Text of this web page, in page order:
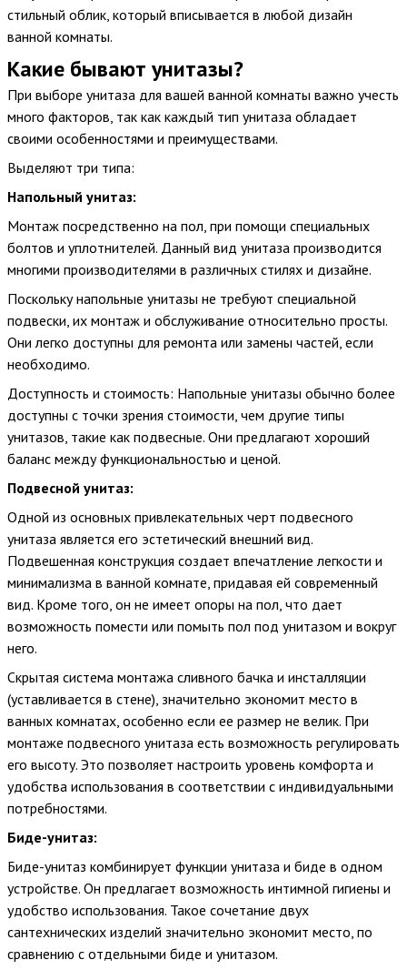
современные модели с различными функциями, чтобы
удовлетворить ваши требования к комфорту и гигиене.
Посетите наш магазин сантехники прямо сейчас!
Не теряйте время и посетите магазин сантехники Teradom
Наши продукты сочетают высокое качество и доступные
цены, чтобы удовлетворить ваши потребности. Выберите
идеальный унитаз для вашей ванной комнаты и
наслаждайтесь комфортом и функциональностью на долгие
Купить унитазы в Москве недорого - Teradom - ваш
надежный партнер в выборе сантехники!
стильный облик, который вписывается в любой дизайн
ванной комнаты.
Какие бывают унитазы?
При выборе унитаза для вашей ванной комнаты важно учесть
много факторов, так как каждый тип унитаза обладает
своими особенностями и преимуществами.
Выделяют три типа:
Напольный унитаз:
Монтаж посредственно на пол, при помощи специальных
болтов и уплотнителей. Данный вид унитаза производится
многими производителями в различных стилях и дизайне.
Поскольку напольные унитазы не требуют специальной
подвески, их монтаж и обслуживание относительно просты.
Они легко доступны для ремонта или замены частей, если
необходимо.
Доступность и стоимость: Напольные унитазы обычно более
доступны с точки зрения стоимости, чем другие типы
унитазов, такие как подвесные. Они предлагают хороший
баланс между функциональностью и ценой.
Подвесной унитаз:
Одной из основных привлекательных черт подвесного
унитаза является его эстетический внешний вид.
Подвешенная конструкция создает впечатление легкости и
минимализма в ванной комнате, придавая ей современный
вид. Кроме того, он не имеет опоры на пол, что дает
возможность помести или помыть пол под унитазом и вокруг
него.
Скрытая система монтажа сливного бачка и инсталляции
(уставливается в стене), значительно экономит место в
ванных комнатах, особенно если ее размер не велик. При
монтаже подвесного унитаза есть возможность регулировать
его высоту. Это позволяет настроить уровень комфорта и
удобства использования в соответствии с индивидуальными
потребностями.
Биде-унитаз:
Биде-унитаз комбинирует функции унитаза и биде в одном
устройстве. Он предлагает возможность интимной гигиены и
удобство использования. Такое сочетание двух
сантехнических изделий значительно экономит место, по
сравнению с отдельными биде и унитазом.